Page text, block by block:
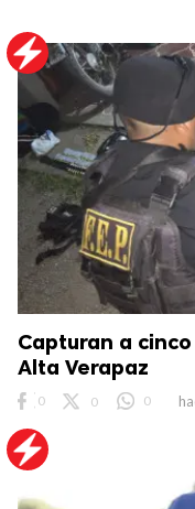
Capturan a
Alta Verapaz
0 0 0